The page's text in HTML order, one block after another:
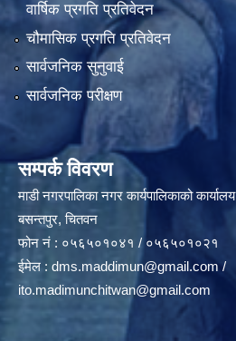
वार्षिक प्रगति प्रतिवेदन
चौमासिक प्रगति प्रतिवेदन
सार्वजनिक सुनुवाई
सार्वजनिक परीक्षण
सम्पर्क विवरण
माडी नगरपालिका नगर कार्यपालिकाको कार्यालय
बसन्तपुर, चितवन
फोन नं : ०५६५०१०४१ / ०५६५०१०२१
ईमेल : dms.maddimun@gmail.com/
ito.madimunchitwan@gmail.com